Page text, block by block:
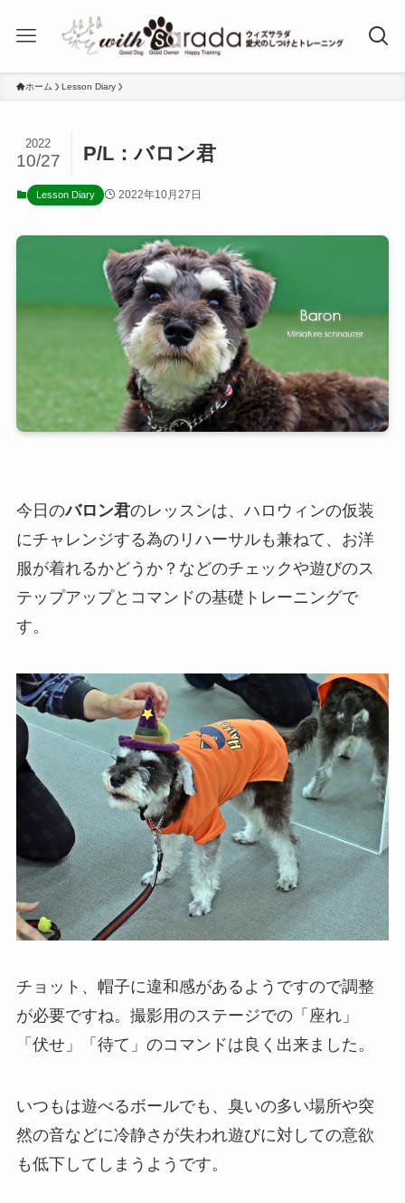
ホーム Lesson Diary
P/L：バロン君
2022
10/27
Lesson Diary 2022年10月27日
今日のバロン君のレッスンは、ハロウィンの仮装
にチャレンジする為のリハーサルも兼ねて、お洋
服が着れるかどうか？などのチェックや遊びのス
テップアップとコマンドの基礎トレーニングで
す。
チョット、帽子に違和感があるようですので調整
が必要ですね。撮影用のステージでの「座れ」
「伏せ」「待て」のコマンドは良く出来ました。
いつもは遊べるボールでも、臭いの多い場所や突
然の音などに冷静さが失われ遊びに対しての意欲
も低下してしまうようです。